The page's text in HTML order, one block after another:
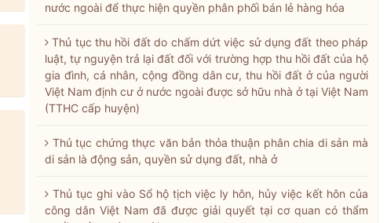
nước ngoài để thực hiện quyền phân phối bán lẻ hàng hóa
Thủ tục thu hồi đất do chấm dứt việc sử dụng đất theo pháp
luật, tự nguyện trả lại đất đối với trường hợp thu hồi đất của hộ
gia đình, cá nhân, cộng đồng dân cư, thu hồi đất ở của người
Việt Nam định cư ở nước ngoài được sở hữu nhà ở tại Việt Nam
(TTHC cấp huyện)
Thủ tục chứng thực văn bản thỏa thuận phân chia di sản mà
di sản là động sản, quyền sử dụng đất, nhà ở
Thủ tục ghi vào Sổ hộ tịch việc ly hôn, hủy việc kết hôn của
công dân Việt Nam đã được giải quyết tại cơ quan có thẩm